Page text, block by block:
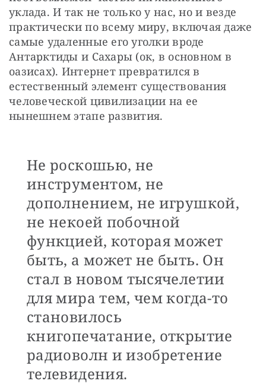
уклада. И так не только у нас, но и везде
практически по всему миру, включая даже
самые удаленные его уголки вроде
Антарктиды и Сахары (ок, в основном в
оазисах). Интернет превратился в
естественный элемент существования
человеческой цивилизации на ее
нынешнем этапе развития.
Не роскошью, не
инструментом, не
дополнением, не игрушкой,
не некоей побочной
функцией, которая может
быть, а может не быть. Он
стал в новом тысячелетии
для мира тем, чем когда-то
становилось
книгопечатание, открытие
радиоволн и изобретение
телевидения.